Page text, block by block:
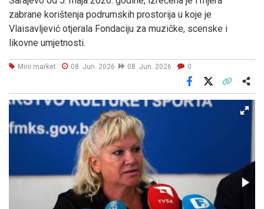
zabrane korištenja podrumskih prostorija u koje je
Vlaisavljević otjerala Fondaciju za muzičke, scenske i
likovne umjetnosti.
Mini market 08. Jun. 2026 08. Jun. 2026 0
Facebook